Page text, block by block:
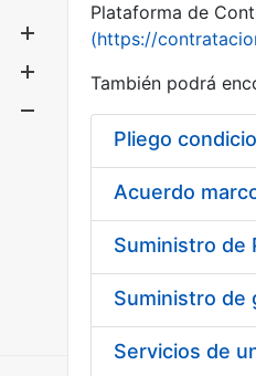
Erakutsi/Ezkutatu
Erakutsi/Ezkutatu
Erakutsi/
Plataforma de
(https://
También podrá
Pliego
Acuerdo